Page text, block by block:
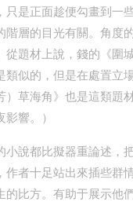
只是正面趁便勾畫到一
階層的目光有關。角度
從題材上說，錢的《圍
類似的，但是在處置立
）草海角》也是這類題
響。）
小說都比擬器重論述，
作者十足站出來插些群
的比方。有助于展示他